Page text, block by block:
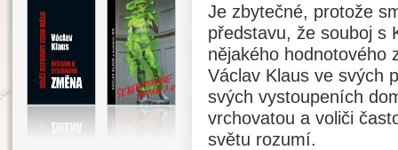
Je zbytečné, protože
představu, že souboj s
nějakého hodnotového
Václav Klaus ve svých
svých vystoupeních
vrchovatou a voliči
světu rozumí.